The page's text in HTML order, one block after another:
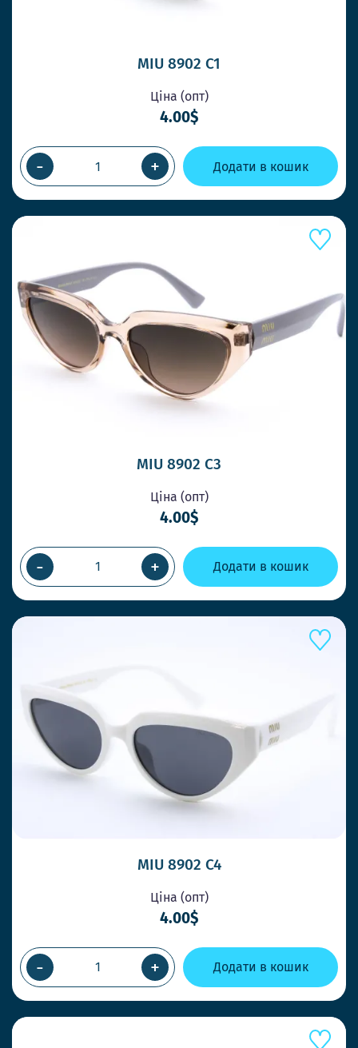
MIU 8902 C1
Ціна (опт)
4.00$
- + Додати в кошик
MIU 8902 C3
Ціна (опт)
4.00$
- + Додати в кошик
MIU 8902 C4
Ціна (опт)
4.00$
- + Додати в кошик
ШВИДШЕ КОНКУРЕНТІВ
ВІДПРАВКА У ТОЙ ЖЕ ДЕНЬ
ПРИ ЗАМОВЛЕННІ ДО 14-00
Працюємо швидко, щоб Ви завжди
отримували товар коли потрібно
Ловіть тренди першими та дивуйте своїх